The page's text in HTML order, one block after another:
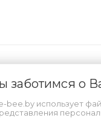
Plus – простое
заботимся о
bee.by использует